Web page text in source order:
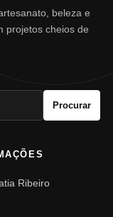
beleza e
projetos cheios de
Procurar
Ribeiro